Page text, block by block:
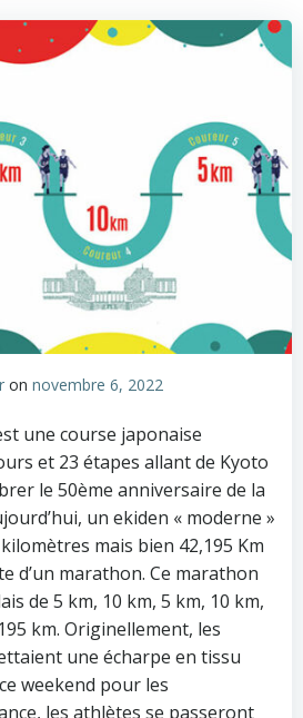
on novembre 6, 2022
une course japonaise
et 23 étapes allant de Kyoto
le 50ème anniversaire de la
un ekiden « moderne »
mais bien 42,195 Km
d’un marathon. Ce marathon
de 5 km, 10 km, 5 km, 10 km,
km. Originellement, les
une écharpe en tissu
weekend pour les
les athlètes se passeront